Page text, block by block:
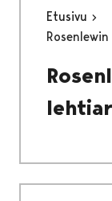
Etusivu